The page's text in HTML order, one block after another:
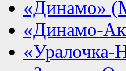
«Динамо»
«Динамо-